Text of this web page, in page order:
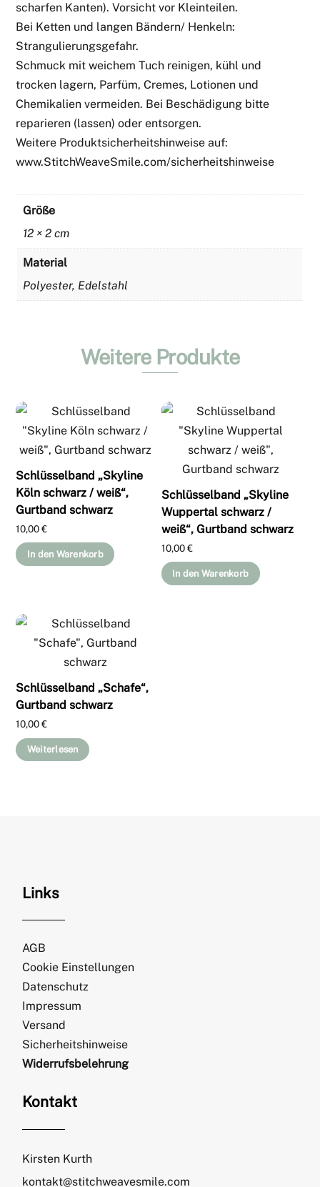
scharfen Kanten). Vorsicht vor Kleinteilen.
Bei Ketten und langen Bändern/ Henkeln:
Strangulierungsgefahr.
Schmuck mit weichem Tuch reinigen, kühl und
trocken lagern, Parfüm, Cremes, Lotionen und
Chemikalien vermeiden. Bei Beschädigung bitte
reparieren (lassen) oder entsorgen.
Weitere Produktsicherheitshinweise auf:
www.StitchWeaveSmile.com/sicherheitshinweise
Größe
12 × 2 cm
Material
Polyester, Edelstahl
Weitere Produkte
Schlüsselband „Skyline
Köln schwarz / weiß“,
Gurtband schwarz
10,00€
In den Warenkorb
Schlüsselband „Skyline
Wuppertal schwarz /
weiß“, Gurtband schwarz
10,00€
In den Warenkorb
Schlüsselband „Schafe“,
Gurtband schwarz
10,00€
Weiterlesen
Links
AGB
Cookie Einstellungen
Datenschutz
Impressum
Versand
Sicherheitshinweise
Widerrufsbelehrung
Kontakt
Kirsten Kurth
kontakt@stitchweavesmile.com